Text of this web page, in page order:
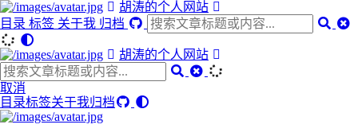
胡涛的个人网站
目录 标签 关于我 归档
胡涛的个人网站
取消
目录标签关于我归档